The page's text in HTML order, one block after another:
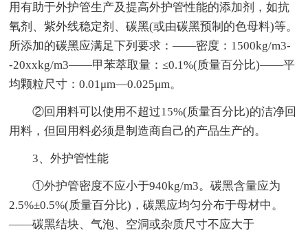
用有助于外护管生产及提高外护管性能的添加剂，如抗
氧剂、紫外线稳定剂、碳黑(或由碳黑预制的色母料)等。
所添加的碳黑应满足下列要求：——密度：1500kg/m3-
-20xxkg/m3——甲苯萃取量：≤0.1%(质量百分比)——平
均颗粒尺寸：0.01μm—0.025μm。
②回用料可以使用不超过15%(质量百分比)的洁净回
用料，但回用料必须是制造商自己的产品生产的。
3、外护管性能
①外护管密度不应小于940kg/m3。碳黑含量应为
2.5%±0.5%(质量百分比)，碳黑应均匀分布于母材中。
——碳黑结块、气泡、空洞或杂质尺寸不应大于